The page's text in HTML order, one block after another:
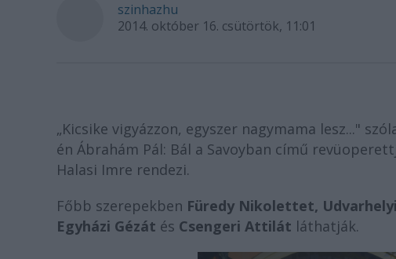
szinhazhu
2014. október 16. csütörtök, 11:01
„Kicsike vigyázzon, egyszer nagymama lesz..."
én Ábrahám Pál: Bál a Savoyban című
Halasi Imre rendezi.
Főbb szerepekben Füredy Nikolettet,
Egyházi Gézát és Csengeri Attilát láthatják.